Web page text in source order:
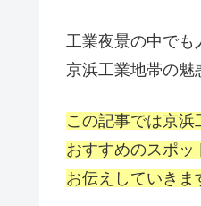
工業夜景の中でも
京浜工業地帯の魅
この記事では京
おすすめのスポッ
お伝えしていきま